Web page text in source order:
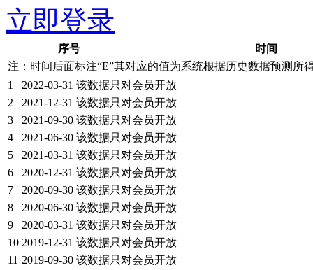
立即登录
序号
时间
注：时间后面标注“E”其对应的值为系统根据历史数据预测所
1
2022-03-31 该数据只对会员开放
2
2021-12-31 该数据只对会员开放
3
2021-09-30 该数据只对会员开放
4
2021-06-30 该数据只对会员开放
5
2021-03-31 该数据只对会员开放
6
2020-12-31 该数据只对会员开放
7
2020-09-30 该数据只对会员开放
8
2020-06-30 该数据只对会员开放
9
2020-03-31 该数据只对会员开放
10 2019-12-31 该数据只对会员开放
11 2019-09-30 该数据只对会员开放